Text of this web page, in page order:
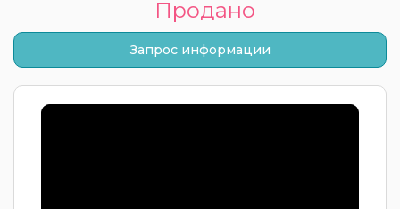
Продано
Запрос информации